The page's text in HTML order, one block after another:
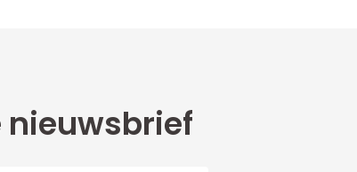
nieuwsbrief